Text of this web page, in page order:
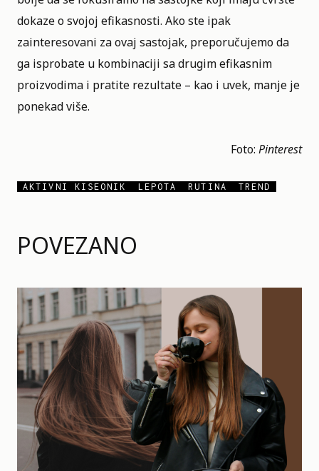
POVEZANO
dokaze o svojoj efikasnosti. Ako ste ipak
zainteresovani za ovaj sastojak, preporučujemo da
ga isprobate u kombinaciji sa drugim efikasnim
proizvodima i pratite rezultate – kao i uvek, manje je
ponekad više.
Foto: Pinterest
AKTIVNI KISEONIK LEPOTA RUTINA TREND